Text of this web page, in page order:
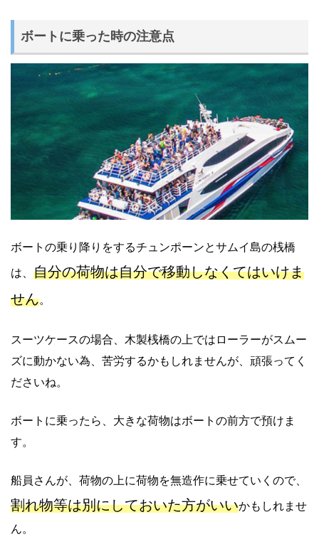
ボートに乗った時の注意点
ボートの乗り降りをするチュンポーンとサムイ島の桟橋
は、 自分の荷物は自分で移動しなくてはいけま
せん。
スーツケースの場合、木製桟橋の上ではローラーがスムー
ズに動かない為、苦労するかもしれませんが、頑張ってく
ださいね。
ボートに乗ったら、大きな荷物はボートの前方で預けま
す。
船員さんが、荷物の上に荷物を無造作に乗せていくので、
割れ物等は別にしておいた方がいいかもしれませ
ん。